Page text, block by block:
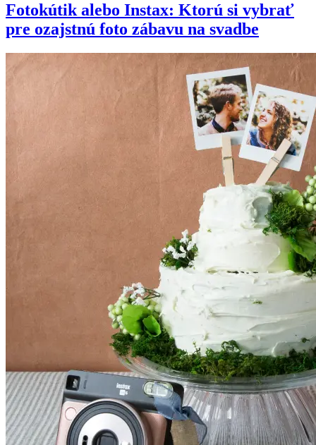
Fotokútik alebo Instax: Ktorú si vybrať
pre ozajstnú foto zábavu na svadbe